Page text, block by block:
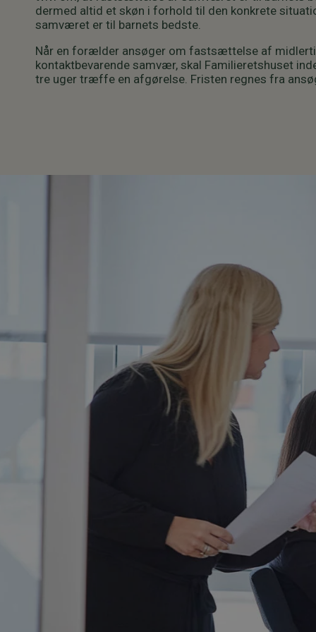
dermed altid et skøn i forhold til den konkrete
samværet er til barnets bedste.
Når en forælder ansøger om fastsættelse af
kontaktbevarende samvær, skal Familieretshuset
tre uger træffe en afgørelse. Fristen regnes fra